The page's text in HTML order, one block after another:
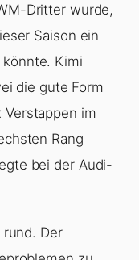
Dritter wurde,
Saison ein
Kimi
die gute Form
im
Rang
bei der Audi-
Der